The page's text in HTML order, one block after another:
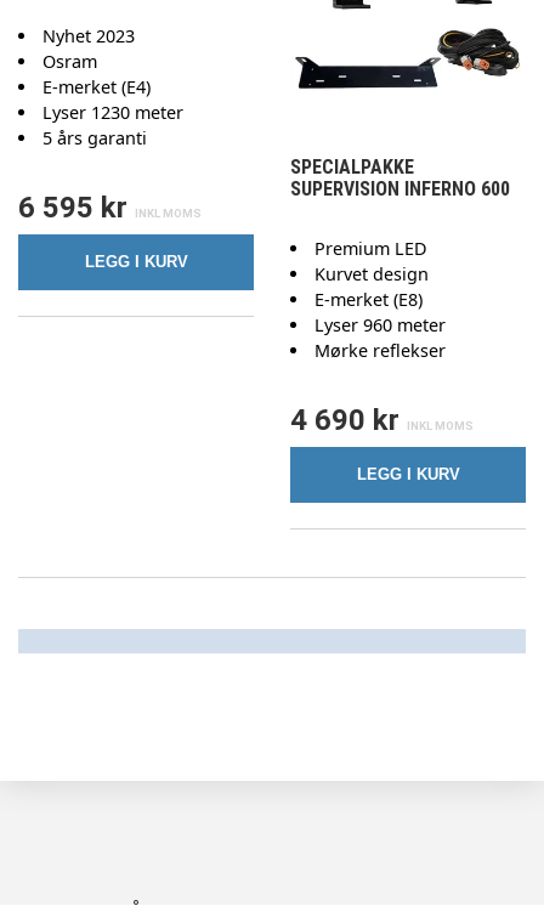
Nyhet 2023
Osram
E-merket (E4)
Lyser 1230 meter
5 års garanti
6 595 kr
LEGG I KURV
SPECIALPAKKE
SUPERVISION INFERNO 600
Premium LED
Kurvet design
E-merket (E8)
Lyser 960 meter
Mørke reflekser
4 690 kr
LEGG I KURV